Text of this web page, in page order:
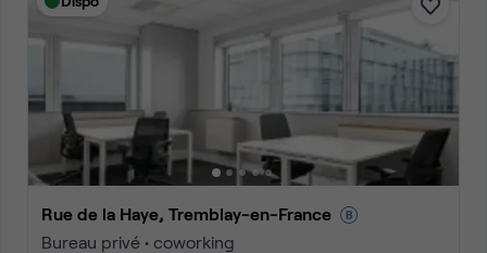
Rue de la Haye, Tremblay-en-France
Bureau privé • coworking